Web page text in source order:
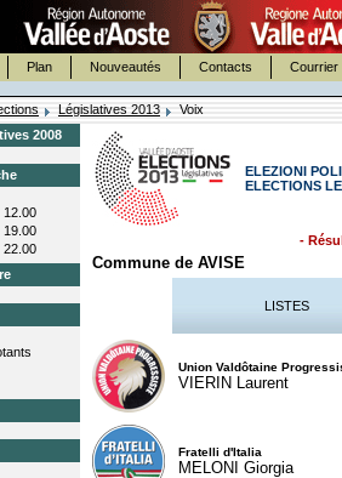
Plan Nouveautés Contacts Courrier
Législatives 2013
Voix
2008
12.00
19.00
22.00
ELEZIONI
ELECTIONS
-
Commune de AVISE
LISTES
Union Valdôtaine
VIERIN Laurent
Fratelli d'Italia
MELONI Giorgia